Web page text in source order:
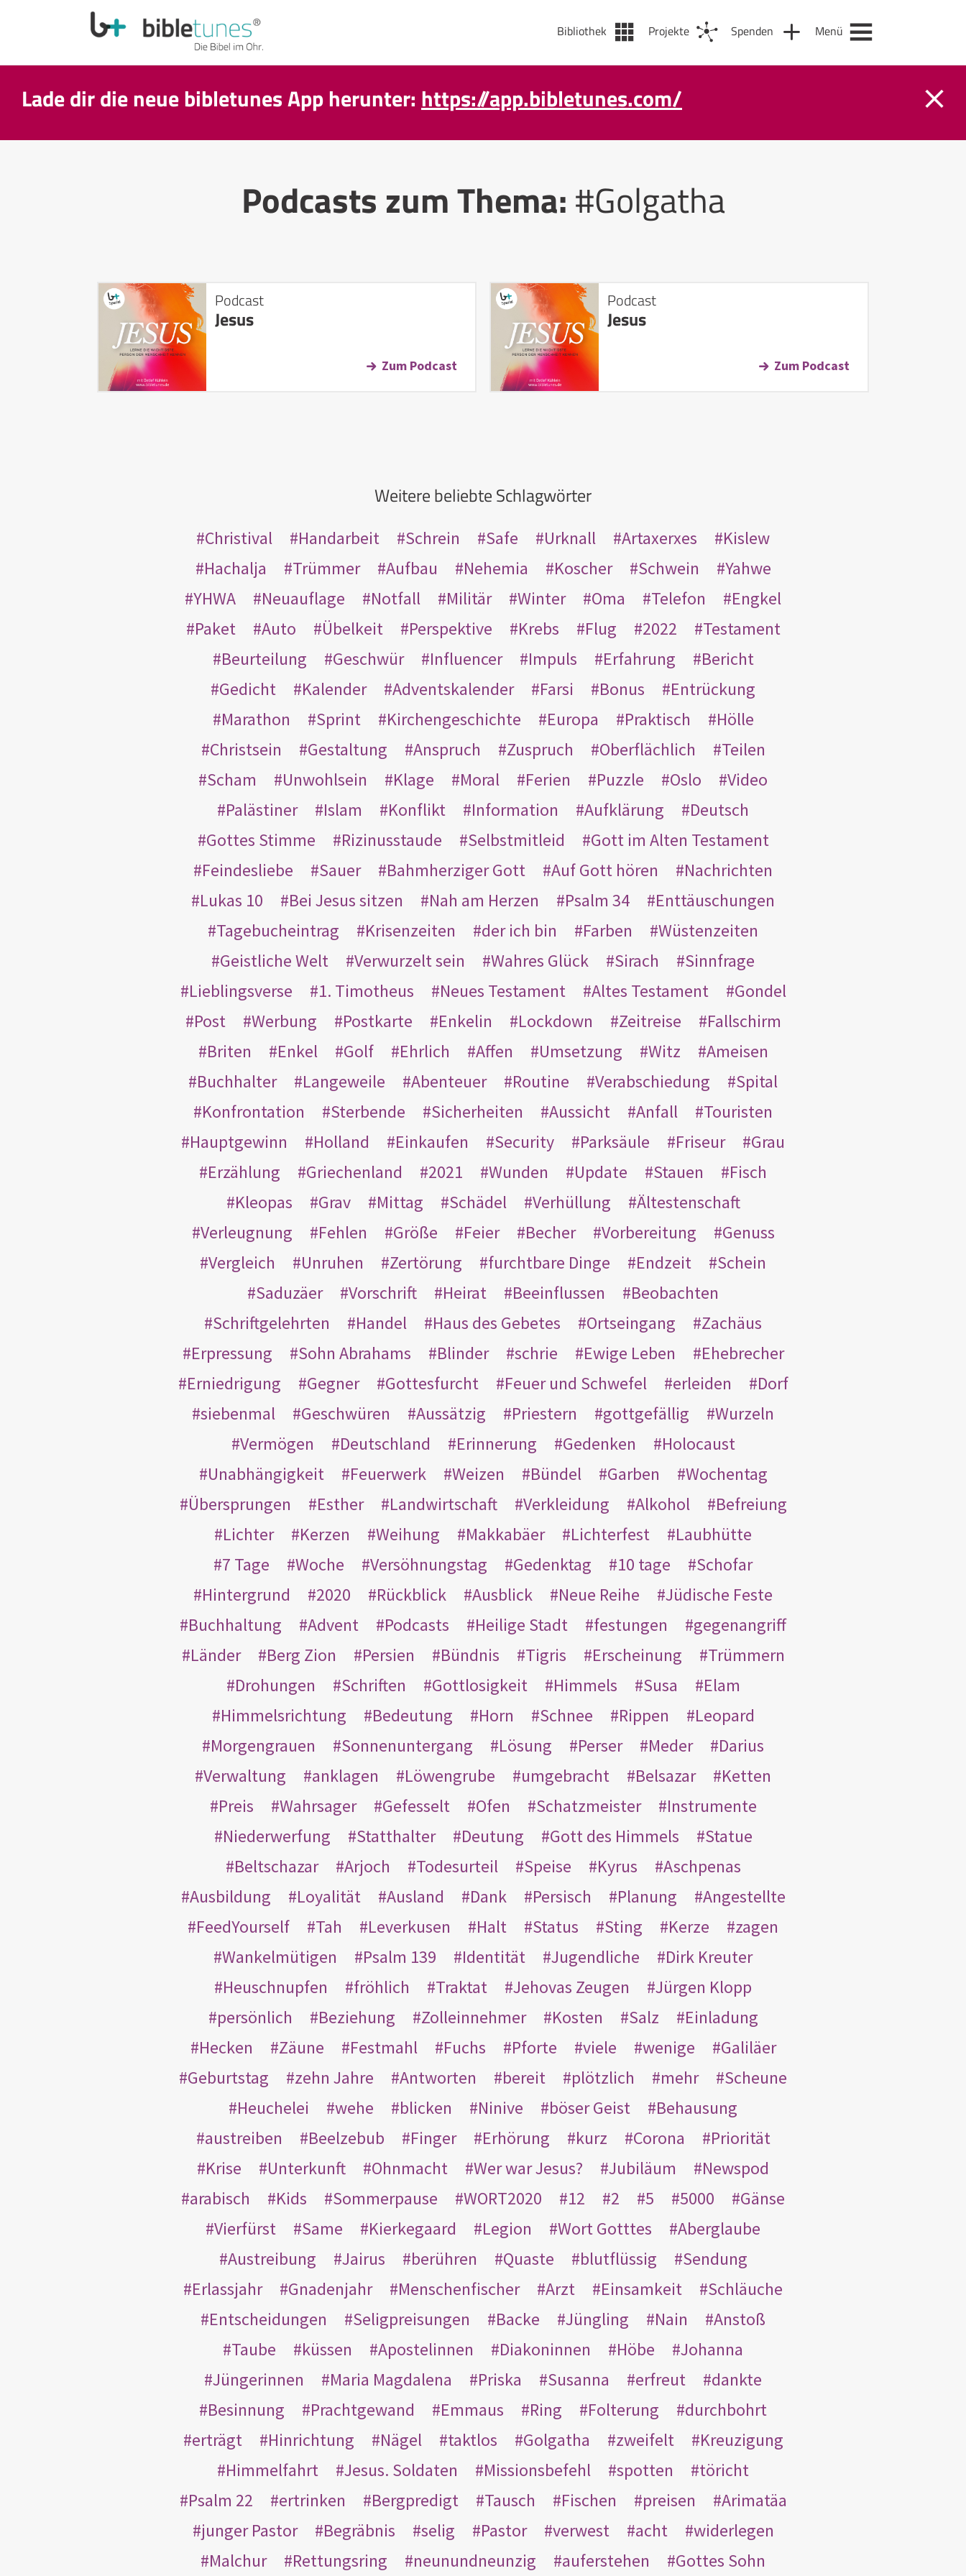
Bibliothek Projekte Spenden Menü
Lade dir die neue bibletunes App herunter: https://app.bibletunes.com/
Podcasts zum Thema:#Golgatha
Podcast
Jesus
Zum Podcast
Podcast
Jesus
Zum Podcast
Weitere beliebte Schlagwörter
Christival Handarbeit Schrein Safe Urknall Artaxerxes
Kislew
Hachalja
Trümmer Aufbau Nehemia Koscher Schwein
Yahwe
YHWA
Neuauflage Notfall Militär Winter Oma Telefon
Engkel
Paket
Auto Übelkeit Perspektive Krebs Flug 2022
Testament
Beurteilung
Geschwür Influencer Impuls Erfahrung
Bericht
Gedicht
Kalender Adventskalender Farsi Bonus
Entrückung
Marathon
Sprint Kirchengeschichte Europa Praktisch
Hölle
Christsein
Gestaltung Anspruch Zuspruch Oberflächlich
Teilen
Scham
Unwohlsein Klage Moral Ferien Puzzle Oslo
Video
Palästiner
Islam Konflikt Information Aufklärung
Deutsch
Gottes Stimme
Rizinusstaude Selbstmitleid
Gott im Alten Testament
Feindesliebe
Sauer Bahmherziger Gott Auf Gott hören
Nachrichten
Lukas 10
Bei Jesus sitzen Nah am Herzen Psalm 34
Enttäuschungen
Tagebucheintrag
Krisenzeiten der ich bin Farben
Wüstenzeiten
Geistliche Welt
Verwurzelt sein Wahres Glück Sirach
Sinnfrage
Lieblingsverse
1. Timotheus Neues Testament Altes Testament
Gondel
Post
Werbung Postkarte Enkelin Lockdown Zeitreise
Fallschirm
Briten
Enkel Golf Ehrlich Affen Umsetzung Witz
Ameisen
Buchhalter
Langeweile Abenteuer Routine Verabschiedung
Spital
Konfrontation
Sterbende Sicherheiten Aussicht Anfall
Touristen
Hauptgewinn
Holland Einkaufen Security Parksäule Friseur
Grau
Erzählung
Griechenland 2021 Wunden Update Stauen
Fisch
Kleopas
Grav Mittag Schädel Verhüllung
Ältestenschaft
Verleugnung
Fehlen Größe Feier Becher Vorbereitung
Genuss
Vergleich
Unruhen Zertörung furchtbare Dinge Endzeit
Schein
Saduzäer
Vorschrift Heirat Beeinflussen
Beobachten
Schriftgelehrten
Handel Haus des Gebetes Ortseingang
Zachäus
Erpressung
Sohn Abrahams Blinder schrie Ewige Leben
Ehebrecher
Erniedrigung
Gegner Gottesfurcht Feuer und Schwefel erleiden
Dorf
siebenmal
Geschwüren Aussätzig Priestern gottgefällig
Wurzeln
Vermögen
Deutschland Erinnerung Gedenken
Holocaust
Unabhängigkeit
Feuerwerk Weizen Bündel Garben
Wochentag
Übersprungen
Esther Landwirtschaft Verkleidung Alkohol
Befreiung
Lichter
Kerzen Weihung Makkabäer Lichterfest
Laubhütte
7 Tage
Woche Versöhnungstag Gedenktag 10 tage
Schofar
Hintergrund
2020 Rückblick Ausblick Neue Reihe
Jüdische Feste
Buchhaltung
Advent Podcasts Heilige Stadt festungen
gegenangriff
Länder
Berg Zion Persien Bündnis Tigris Erscheinung
Trümmern
Drohungen
Schriften Gottlosigkeit Himmels Susa
Elam
Himmelsrichtung
Bedeutung Horn Schnee Rippen
Leopard
Morgengrauen
Sonnenuntergang Lösung Perser Meder
Darius
Verwaltung
anklagen Löwengrube umgebracht Belsazar
Ketten
Preis
Wahrsager Gefesselt Ofen Schatzmeister
Instrumente
Niederwerfung
Statthalter Deutung Gott des Himmels
Statue
Beltschazar
Arjoch Todesurteil Speise Kyrus
Aschpenas
Ausbildung
Loyalität Ausland Dank Persisch Planung
Angestellte
FeedYourself
Tah Leverkusen Halt Status Sting Kerze
zagen
Wankelmütigen
Psalm 139 Identität Jugendliche
Dirk Kreuter
Heuschnupfen
fröhlich Traktat Jehovas Zeugen
Jürgen Klopp
persönlich
Beziehung Zolleinnehmer Kosten Salz
Einladung
Hecken
Zäune Festmahl Fuchs Pforte viele wenige
Galiläer
Geburtstag
zehn Jahre Antworten bereit plötzlich mehr
Scheune
Heuchelei
wehe blicken Ninive böser Geist
Behausung
austreiben
Beelzebub Finger Erhörung kurz Corona
Priorität
Krise
Unterkunft Ohnmacht Wer war Jesus? Jubiläum
Newspod
arabisch
Kids Sommerpause WORT2020 12 2 5 5000
Gänse
Vierfürst
Same Kierkegaard Legion Wort Gotttes
Aberglaube
Austreibung
Jairus berühren Quaste blutflüssig
Sendung
Erlassjahr
Gnadenjahr Menschenfischer Arzt Einsamkeit
Schläuche
Entscheidungen
Seligpreisungen Backe Jüngling Nain
Anstoß
Taube
küssen Apostelinnen Diakoninnen Höbe
Johanna
Jüngerinnen
Maria Magdalena Priska Susanna erfreut
dankte
Besinnung
Prachtgewand Emmaus Ring Folterung
durchbohrt
erträgt
Hinrichtung Nägel taktlos Golgatha zweifelt
Kreuzigung
Himmelfahrt
Jesus. Soldaten Missionsbefehl spotten
töricht
Psalm 22
ertrinken Bergpredigt Tausch Fischen preisen
Arimatäa
junger Pastor
Begräbnis selig Pastor verwest acht
widerlegen
Malchur
Rettungsring neunundneunzig auferstehen Gottes Sohn